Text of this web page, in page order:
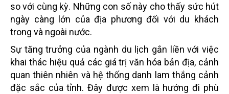
so với cùng kỳ. Những con số này cho thấy sức hút
ngày càng lớn của địa phương đối với du khách
trong và ngoài nước.
Sự tăng trưởng của ngành du lịch gắn liền với việc
khai thác hiệu quả các giá trị văn hóa bản địa, cảnh
quan thiên nhiên và hệ thống danh lam thắng cảnh
đặc sắc của tỉnh. Đây được xem là hướng đi phù